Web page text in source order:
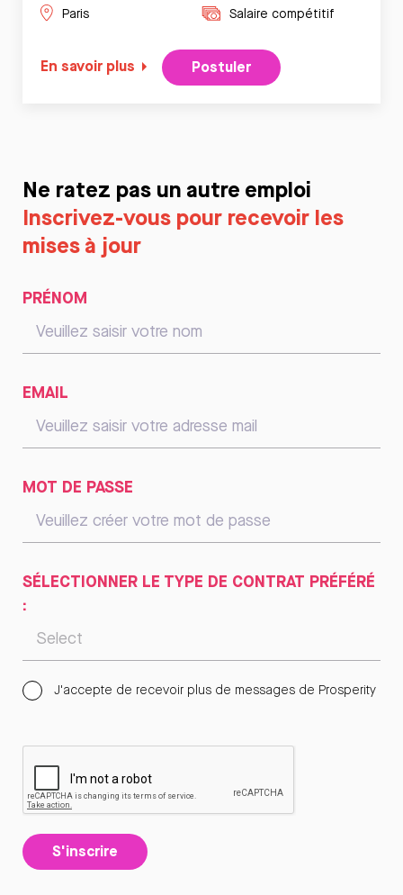
Paris Salaire compétitif
En savoir plus Postuler
Ne ratez pas un autre emploi
Inscrivez-vous pour recevoir les
mises à jour
PRÉNOM
EMAIL
MOT DE PASSE
SÉLECTIONNER LE TYPE DE CONTRAT PRÉFÉRÉ
:
J'accepte de recevoir plus de messages de Prosperity
S'inscrire